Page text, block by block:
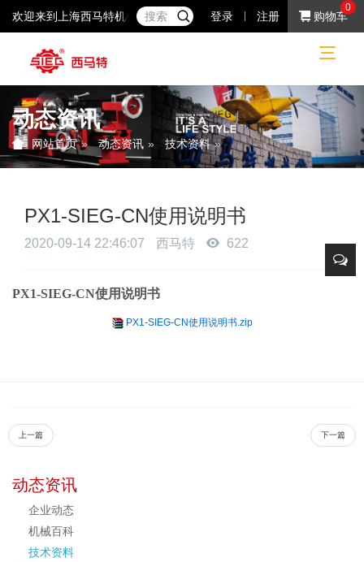
欢迎来到上海西马特机械制造有限公司！37年专注于小机床产品的研
登录 注册 购物车
0
动态资讯
网站首页 动态资讯 技术资料
PX1-SIEG-CN使用说明书
2020-09-14 22:46:07 西马特 622
PX1-SIEG-CN使用说明书
PX1-SIEG-CN使用说明书.zip
上一篇 下一篇
动态资讯
企业动态
机械百科
技术资料